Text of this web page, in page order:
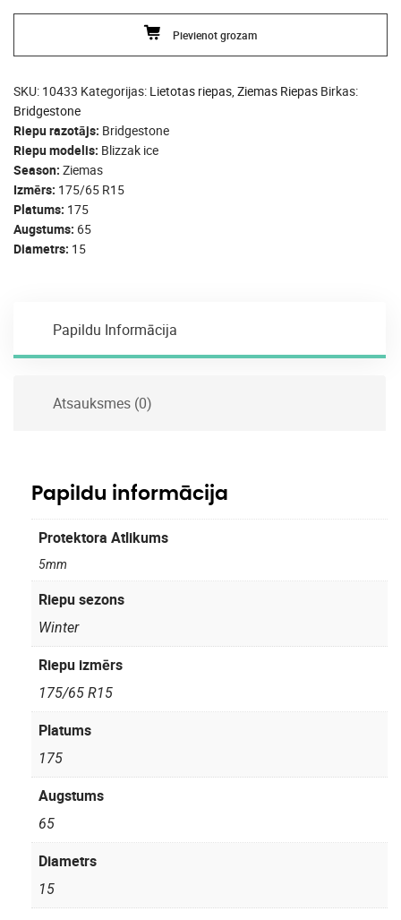
ice
Pievienot grozam
SKU: 10433 Kategorijas: Lietotas riepas, Ziemas Riepas Birkas:
Bridgestone
Riepu razotājs Bridgestone
Riepu modelis Blizzak ice
Season Ziemas
Izmērs 175/65 R15
Platums 175
Augstums 65
Diametrs 15
Papildu Informācija
Atsauksmes (0)
Papildu informācija
Protektora Atlikums
5mm
Riepu sezons
Winter
Riepu izmērs
175/65 R15
Platums
175
Augstums
65
Diametrs
15